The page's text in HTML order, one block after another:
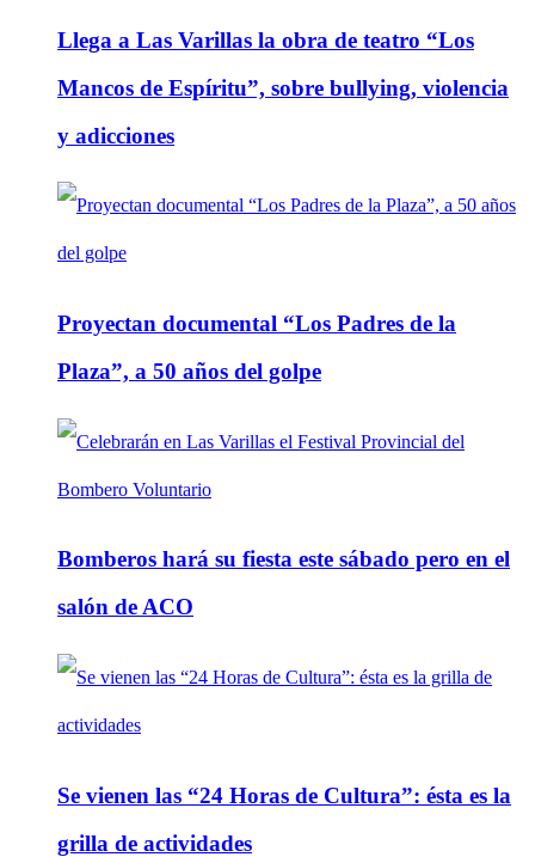
Llega a Las Varillas la obra de teatro “Los
Mancos de Espíritu”, sobre bullying, violencia
y adicciones
Proyectan documental “Los Padres de la
Plaza”, a 50 años del golpe
Bomberos hará su fiesta este sábado pero en el
salón de ACO
Se vienen las “24 Horas de Cultura”: ésta es la
grilla de actividades